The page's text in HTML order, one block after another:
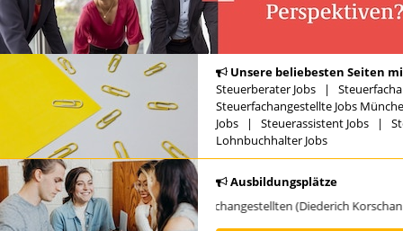
Unsere beliebesten Seiten
Steuerberater Jobs |
Steuerfachangestellte Jobs
Jobs | Steuerassistent Jobs |
Lohnbuchhalter Jobs
Ausbildungsplätze
Ausbildung zur/zum Steuerfachangestellten (Diederich Korschan